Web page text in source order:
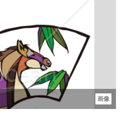
画像